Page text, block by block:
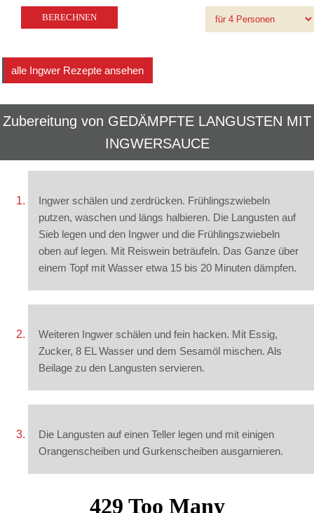
alle Ingwer Rezepte ansehen
Zubereitung von GEDÄMPFTE LANGUSTEN MIT
INGWERSAUCE
Ingwer schälen und zerdrücken. Frühlingszwiebeln
putzen, waschen und längs halbieren. Die Langusten auf
Sieb legen und den Ingwer und die Frühlingszwiebeln
oben auf legen. Mit Reiswein beträufeln. Das Ganze über
einem Topf mit Wasser etwa 15 bis 20 Minuten dämpfen.
Weiteren Ingwer schälen und fein hacken. Mit Essig,
Zucker, 8 EL Wasser und dem Sesamöl mischen. Als
Beilage zu den Langusten servieren.
Die Langusten auf einen Teller legen und mit einigen
Orangenscheiben und Gurkenscheiben ausgarnieren.